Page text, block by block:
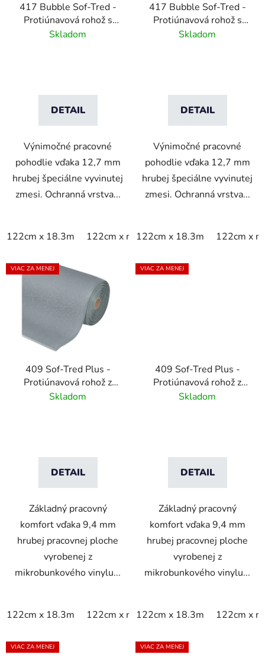
417 Bubble Sof-Tred -
Protiúnavová rohož s
vrstvou Dyna-Shield a
Skladom
DETAIL
Výnimočné pracovné
pohodlie vďaka 12,7 mm
hrubej špeciálne vyvinutej
zmesi. Ochranná vrstva...
122cm x 18.3m 122cm x m 60cm x 18.3m 60cm x
417 Bubble Sof-Tred -
Protiúnavová rohož s
vrstvou Dyna-Shield a
Skladom
DETAIL
Výnimočné pracovné
pohodlie vďaka 12,7 mm
hrubej špeciálne vyvinutej
zmesi. Ochranná vrstva...
122cm x 18.3m 122cm x m
VIAC ZA MENEJ
409 Sof-Tred Plus -
Protiúnavová rohož z
mikrobunkového vinylu
Skladom
DETAIL
Základný pracovný
komfort vďaka 9,4 mm
hrubej pracovnej ploche
vyrobenej z
mikrobunkového vinylu...
122cm x 18.3m 122cm x m 60cm x 18.3m 60cm x
VIAC ZA MENEJ
409 Sof-Tred Plus -
Protiúnavová rohož z
mikrobunkového vinylu
Skladom
DETAIL
Základný pracovný
komfort vďaka 9,4 mm
hrubej pracovnej ploche
vyrobenej z
mikrobunkového vinylu...
122cm x 18.3m 122cm x m
VIAC ZA MENEJ VIAC ZA MENEJ